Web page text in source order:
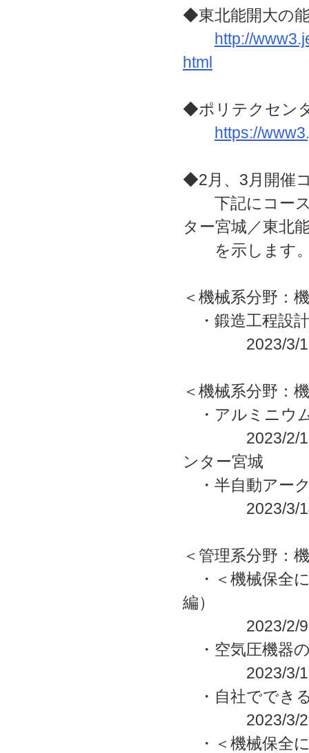
◆東北能開大の
http://
html
◆ポリテクセン
https://
◆2月、3月開催
下記にコース
ター宮城／東北
を示します
＜機械系分野：
・鍛造工程設
2023/3/16(
＜機械系分野：
・アルミニウ
2023/2/18(
ンター宮城
・半自動アー
2023/3/14(
＜管理系分野：
・＜機械保全
編）
2023/2/9(
・空気圧機器
2023/3/15(
・自社ででき
2023/3/22(
・＜機械保全